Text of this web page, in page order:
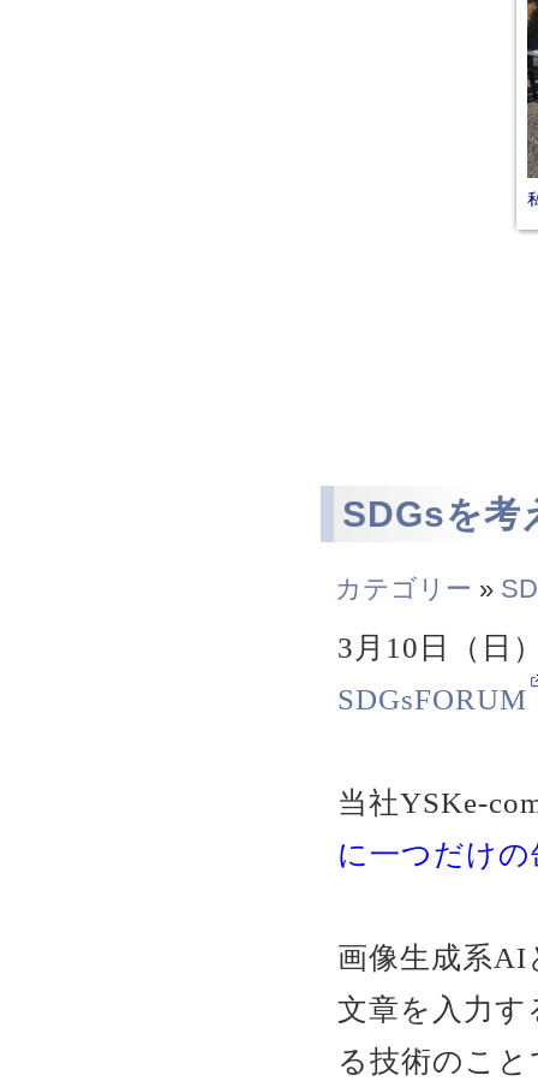
SDGsを考
カテゴリー »
3月10日（日
SDGsFORUM
当社YSKe-
に一つだけ
画像生成系AI
文章を入力
る技術のこ